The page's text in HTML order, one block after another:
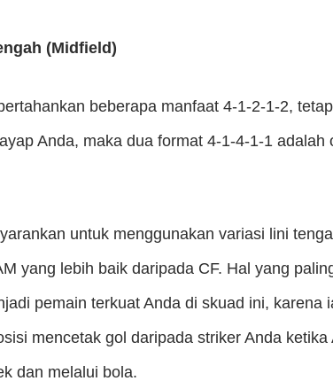
(Midfield)
beberapa manfaat 4-1-2-1-2,
Anda, maka dua format 4-1-4-1-1 adalah
untuk menggunakan variasi lini
yang lebih baik daripada CF. Hal yang
pemain terkuat Anda di skuad ini, karena
mencetak gol daripada striker Anda
dan melalui bola.